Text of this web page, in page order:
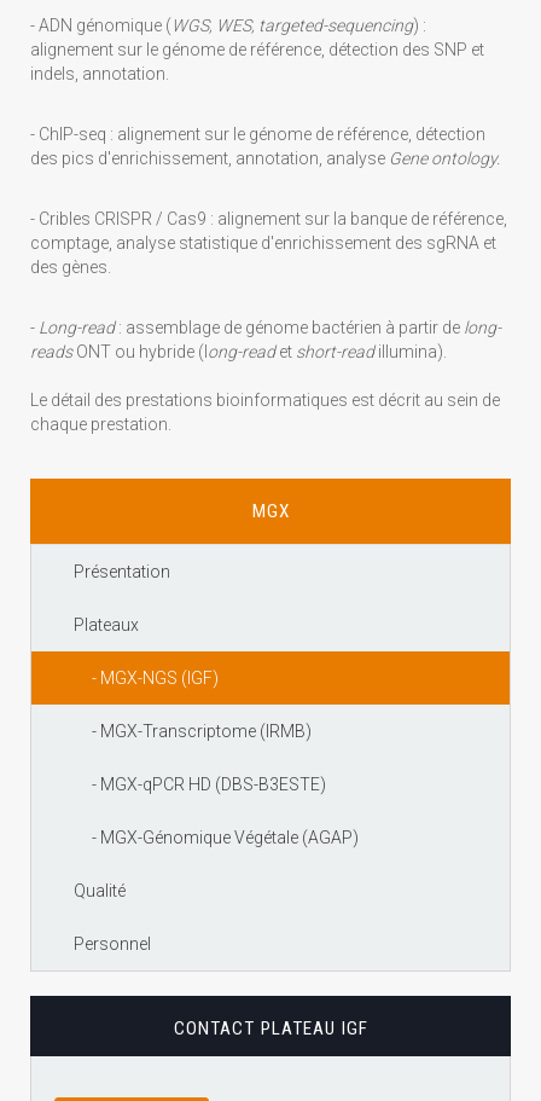
- ADN génomique ( WGS, WES, targeted-sequencing) :
alignement sur le génome de référence, détection des SNP et
indels, annotation.
- ChIP-seq : alignement sur le génome de référence, détection
des pics d'enrichissement, annotation, analyse Gene ontology.
- Cribles CRISPR / Cas9 : alignement sur la banque de référence,
comptage, analyse statistique d'enrichissement des sgRNA et
des gènes.
- Long-read: assemblage de génome bactérien à partir de long-
readsONT ou hybride (l ong-readet short-readillumina).
Le détail des prestations bioinformatiques est décrit au sein de
chaque prestation.
MGX
Présentation
Plateaux
- MGX-NGS (IGF)
- MGX-Transcriptome (IRMB)
- MGX-qPCR HD (DBS-B3ESTE)
- MGX-Génomique Végétale (AGAP)
Qualité
Personnel
CONTACT PLATEAU IGF